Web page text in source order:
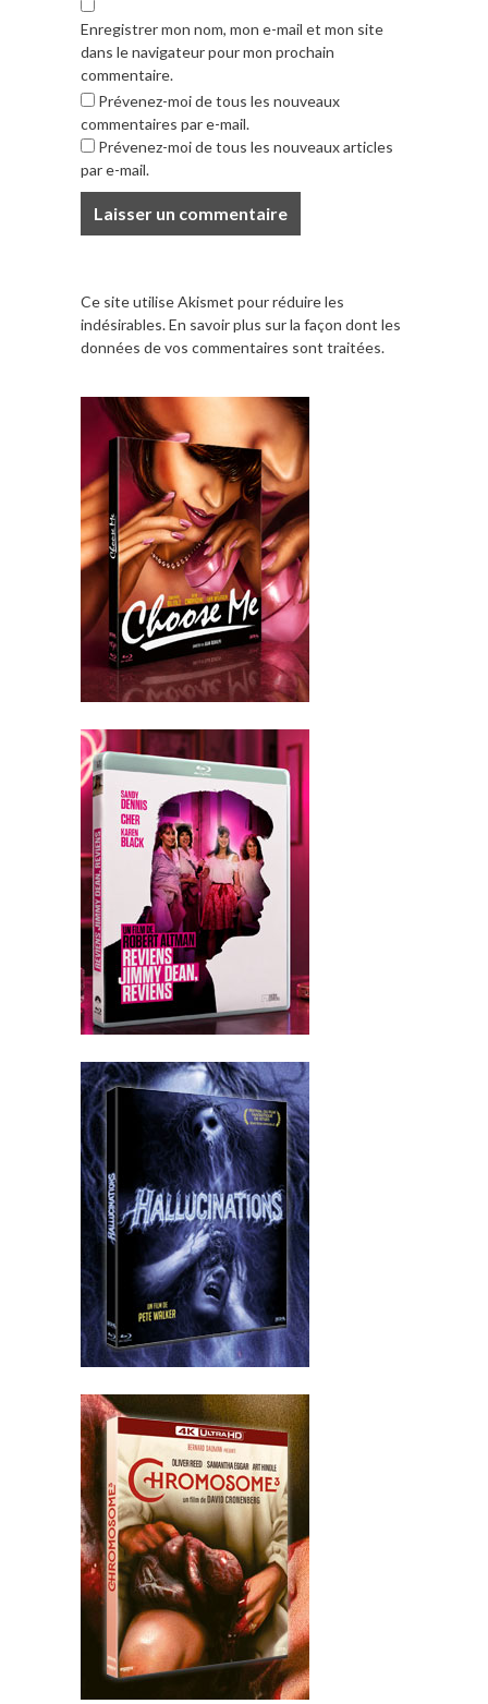
Enregistrer mon nom, mon e-mail et mon site
dans le navigateur pour mon prochain
commentaire.
Prévenez-moi de tous les nouveaux
commentaires par e-mail.
Prévenez-moi de tous les nouveaux articles
par e-mail.
Ce site utilise Akismet pour réduire les
indésirables.En savoir plus sur la façon dont les
données de vos commentaires sont traitées.